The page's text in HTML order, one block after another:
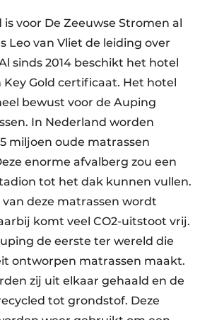
voor De Zeeuwse Stromen al
Leo van Vliet de leiding over
sinds 2014 beschikt het hotel
Key Gold certificaat. Het hotel
bewust voor de Auping
In Nederland worden
miljoen oude matrassen
enorme afvalberg zou een
tot het dak kunnen vullen.
deze matrassen wordt
komt veel CO2-uitstoot vrij.
de eerste ter wereld die
ontworpen matrassen maakt.
zij uit elkaar gehaald en de
tot grondstof. Deze